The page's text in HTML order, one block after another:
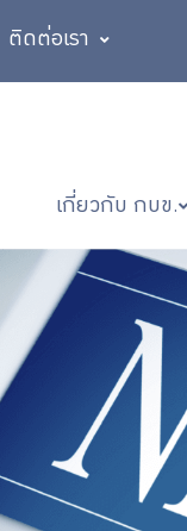
ติดต่อเรา
เกี่ยวกับ กบข.